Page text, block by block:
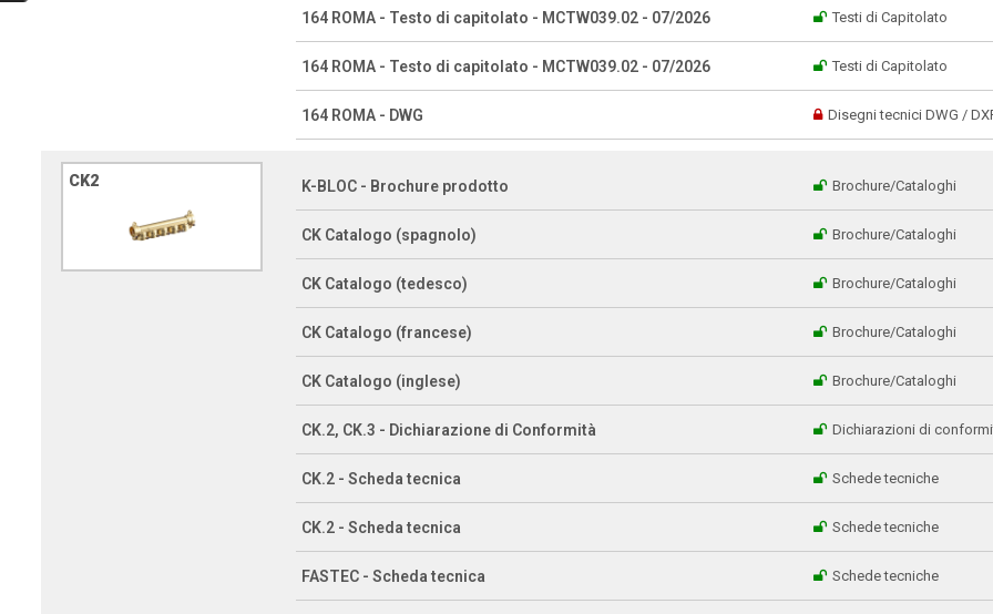
164 ROMA - Testo di capitolato - MCTW039.02 - 07/2026 Testi di Capitolato
164 ROMA - Testo di capitolato - MCTW039.02 - 07/2026 Testi di Capitolato
164 ROMA - DWG Disegni tecnici DWG /
CK2 K-BLOC - Brochure prodotto Brochure/Cataloghi
CK Catalogo (spagnolo) Brochure/Cataloghi
CK Catalogo (tedesco) Brochure/Cataloghi
CK Catalogo (francese) Brochure/Cataloghi
CK Catalogo (inglese) Brochure/Cataloghi
CK.2, CK.3 - Dichiarazione di Conformità Dichiarazioni di
CK.2 - Scheda tecnica Schede tecniche
CK.2 - Scheda tecnica Schede tecniche
FASTEC - Scheda tecnica Schede tecniche